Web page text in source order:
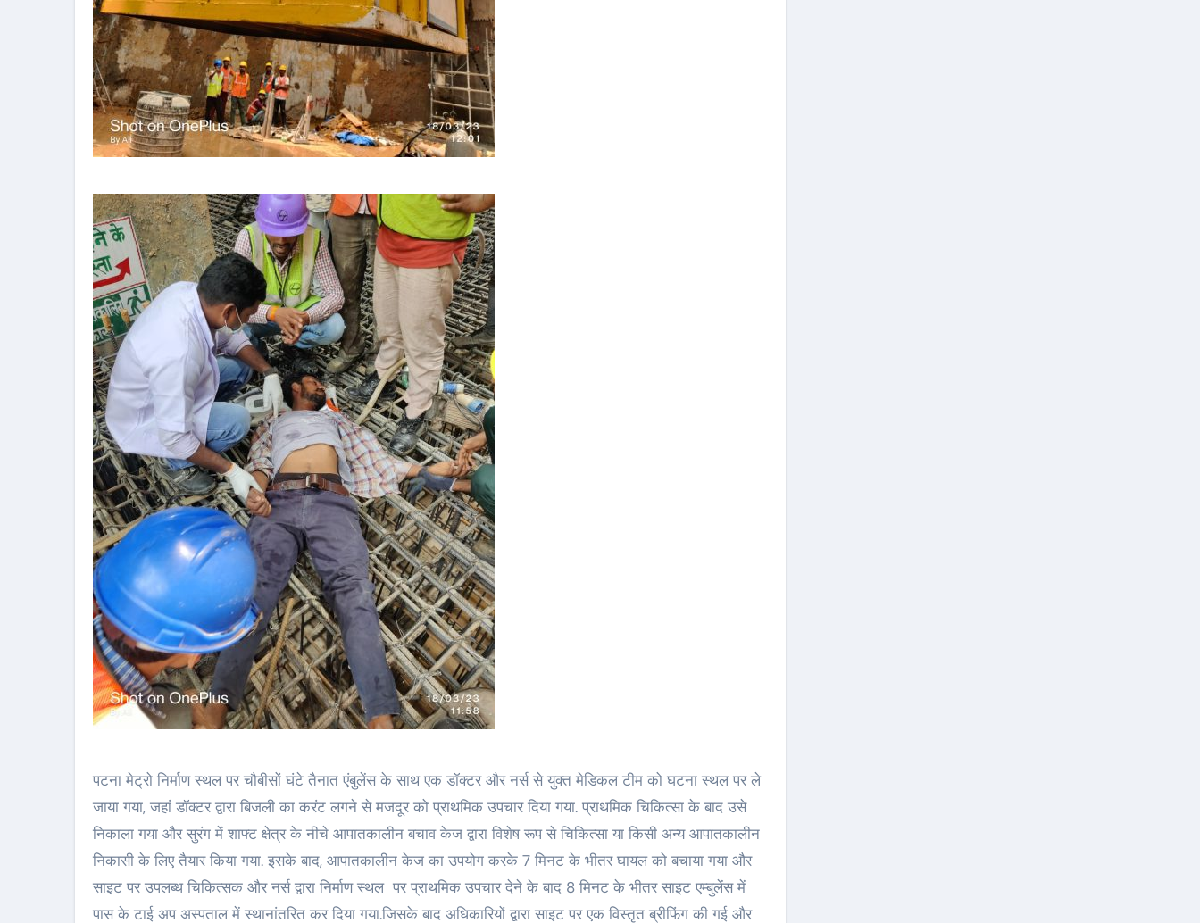
पटना मेट्रो निर्माण स्थल पर चौबीसों घंटे तैनात एंबुलेंस के साथ एक डॉक्टर और नर्स से युक्त मेडिकल टीम को घटना स्थल पर ले
जाया गया, जहां डॉक्टर द्वारा बिजली का करंट लगने से मजदूर को प्राथमिक उपचार दिया गया. प्राथमिक चिकित्सा के बाद उसे
निकाला गया और सुरंग में शाफ्ट क्षेत्र के नीचे आपातकालीन बचाव केज द्वारा विशेष रूप से चिकित्सा या किसी अन्य आपातकालीन
निकासी के लिए तैयार किया गया. इसके बाद, आपातकालीन केज का उपयोग करके 7 मिनट के भीतर घायल को बचाया गया और
साइट पर उपलब्ध चिकित्सक और नर्स द्वारा निर्माण स्थल पर प्राथमिक उपचार देने के बाद 8 मिनट के भीतर साइट एम्बुलेंस में
पास के टाई अप अस्पताल में स्थानांतरित कर दिया गया.जिसके बाद अधिकारियों द्वारा साइट पर एक विस्तृत ब्रीफिंग की गई और